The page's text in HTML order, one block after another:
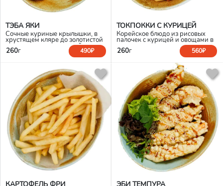
ТЭБА ЯКИ
Сочные куриные крылышки, в
хрустящем кляре до золотистой
корочки, в соусе сладкий чили.
260г 490₽
ТОКПОККИ С КУРИЦЕЙ
Корейское блюдо из рисовых
палочек с курицей и овощами в
устричном соусе.
260г 560₽